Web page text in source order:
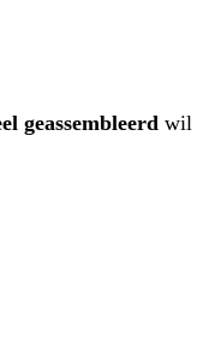
geassembleerd wil